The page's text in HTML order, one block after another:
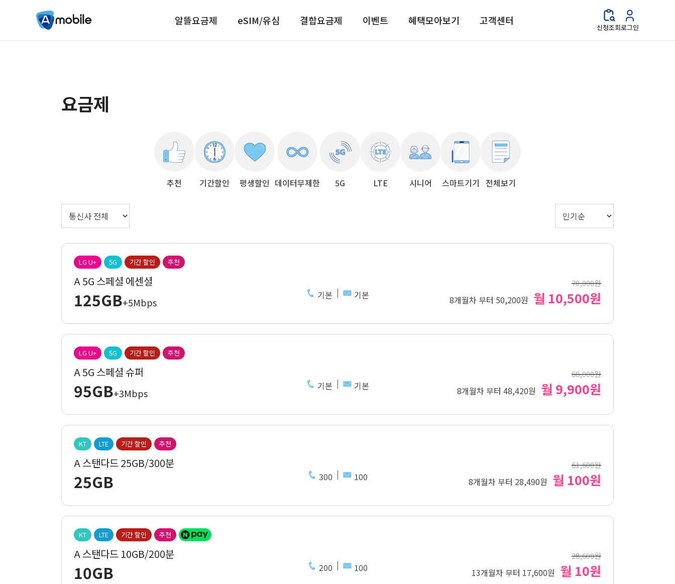
알뜰요금제 eSIM/유심 결합요금제 이벤트 혜택모아보기 고객센터
신청조회로그인
요금제
추천 기간할인 평생할인 데이터무제한 5G LTE 시니어 스마트기기 전체보기
LG U+ 5G 기간 할인 추천
A 5G 스페셜 에센셜 70,000원
125GB+5Mbps
기본 기본 8개월차 부터 50,200원 월 10,500원
LG U+ 5G 기간 할인 추천
A 5G 스페셜 슈퍼 68,000원
95GB+3Mbps
기본 기본 8개월차 부터 48,420원 월 9,900원
KT LTE 기간 할인 추천
A 스탠다드 25GB/300분 61,600원
25GB 300 100 8개월차 부터 28,490원 월 100원
KT LTE 기간 할인 추천
A 스탠다드 10GB/200분 28,600원
10GB 200 100 13개월차 부터 17,600원 월 10원